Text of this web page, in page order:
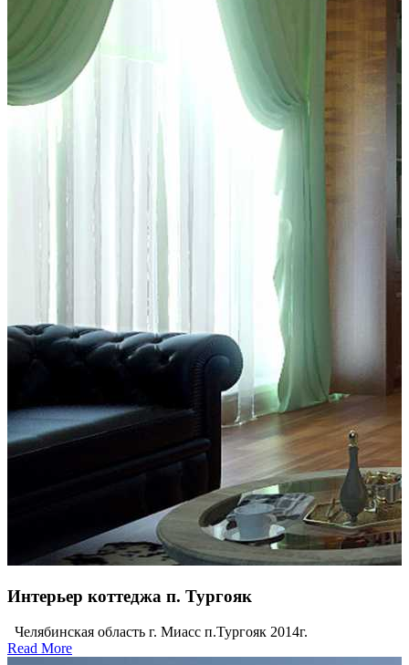
Интерьер коттеджа п. Тургояк
Челябинская область г. Миасс п.Тургояк 2014г.
Read More